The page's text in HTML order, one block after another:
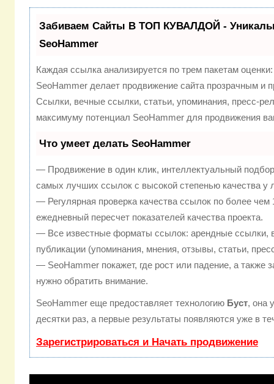
Забиваем Сайты В ТОП КУВАЛДОЙ -
SeoHammer
Каждая ссылка анализируется по трем пакетам
SeoHammer делает продвижение сайта прозрачным и
Ссылки, вечные ссылки, статьи, упоминания, пресс-
максимуму потенциал SeoHammer для продвижения
Что умеет делать SeoHammer
— Продвижение в один клик, интеллектуальный подбор
самых лучших ссылок с высокой степенью качества у
— Регулярная проверка качества ссылок по более чем
ежедневный пересчет показателей качества проекта.
— Все известные форматы ссылок: арендные ссылки,
публикации (упоминания, мнения, отзывы, статьи,
— SeoHammer покажет, где рост или падение, а также
нужно обратить внимание.
SeoHammer еще предоставляет технологию Буст, она
десятки раз, а первые результаты появляются уже в
Зарегистрироваться и Начать продвижение